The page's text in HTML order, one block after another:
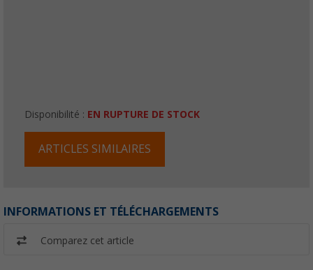
Disponibilité : EN RUPTURE DE STOCK
ARTICLES SIMILAIRES
INFORMATIONS ET TÉLÉCHARGEMENTS
Comparez cet article